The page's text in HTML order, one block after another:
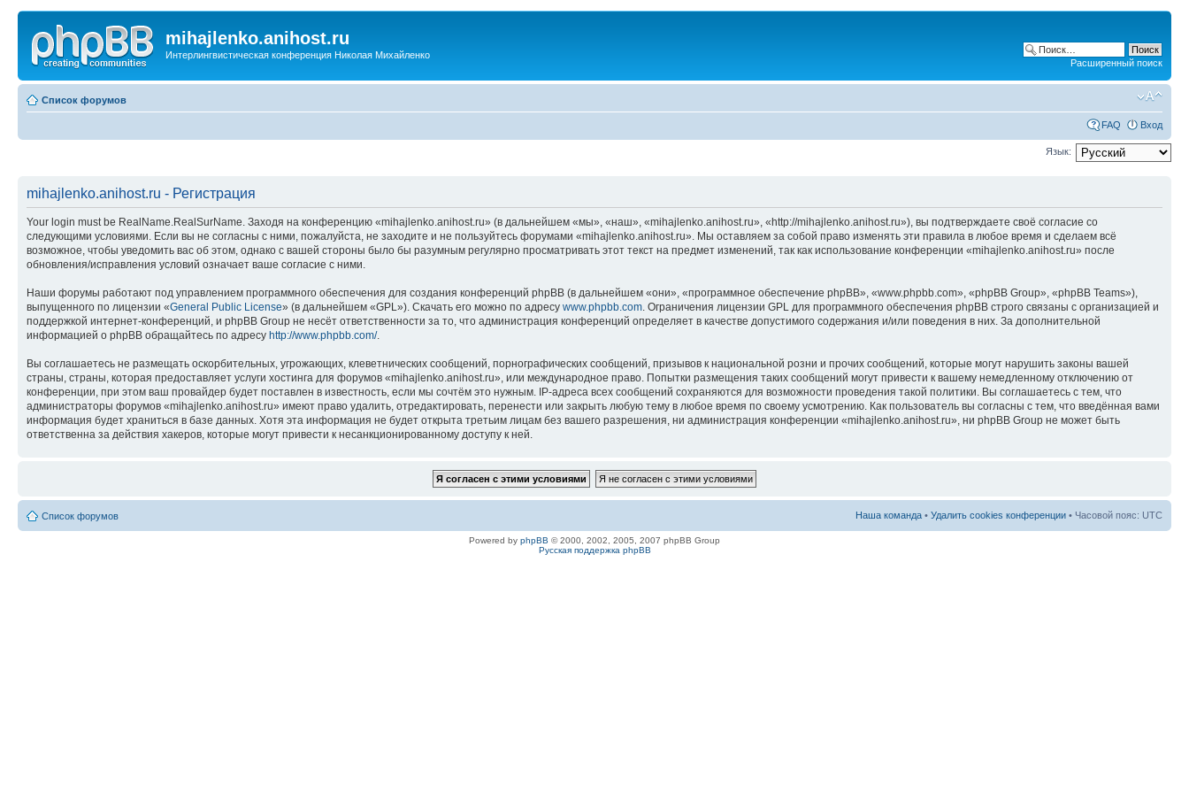
mihajlenko.anihost.ru
Интерлингвистическая конференция Николая Михайленко
Расширенный поиск
Список форумов
FAQ Вход
Язык:
mihajlenko.anihost.ru - Регистрация
Your login must be RealName.RealSurName. Заходя на конференцию «mihajlenko.anihost.ru» (в дальнейшем «мы», «наш», «mihajlenko.anihost.ru», «http://mihajlenko.anihost.ru»), вы подтверждаете своё согласие со
следующими условиями. Если вы не согласны с ними, пожалуйста, не заходите и не пользуйтесь форумами «mihajlenko.anihost.ru». Мы оставляем за собой право изменять эти правила в любое время и сделаем всё
возможное, чтобы уведомить вас об этом, однако с вашей стороны было бы разумным регулярно просматривать этот текст на предмет изменений, так как использование конференции «mihajlenko.anihost.ru» после
обновления/исправления условий означает ваше согласие с ними.
Наши форумы работают под управлением программного обеспечения для создания конференций phpBB (в дальнейшем «они», «программное обеспечение phpBB», «www.phpbb.com», «phpBB Group», «phpBB Teams»),
выпущенного по лицензии «General Public License» (в дальнейшем «GPL»). Скачать его можно по адресу www.phpbb.com. Ограничения лицензии GPL для программного обеспечения phpBB строго связаны с организацией и
поддержкой интернет-конференций, и phpBB Group не несёт ответственности за то, что администрация конференций определяет в качестве допустимого содержания и/или поведения в них. За дополнительной
информацией о phpBB обращайтесь по адресу http://www.phpbb.com/.
Вы соглашаетесь не размещать оскорбительных, угрожающих, клеветнических сообщений, порнографических сообщений, призывов к национальной розни и прочих сообщений, которые могут нарушить законы вашей
страны, страны, которая предоставляет услуги хостинга для форумов «mihajlenko.anihost.ru», или международное право. Попытки размещения таких сообщений могут привести к вашему немедленному отключению от
конференции, при этом ваш провайдер будет поставлен в известность, если мы сочтём это нужным. IP-адреса всех сообщений сохраняются для возможности проведения такой политики. Вы соглашаетесь с тем, что
администраторы форумов «mihajlenko.anihost.ru» имеют право удалить, отредактировать, перенести или закрыть любую тему в любое время по своему усмотрению. Как пользователь вы согласны с тем, что введённая вами
информация будет храниться в базе данных. Хотя эта информация не будет открыта третьим лицам без вашего разрешения, ни администрация конференции «mihajlenko.anihost.ru», ни phpBB Group не может быть
ответственна за действия хакеров, которые могут привести к несанкционированному доступу к ней.
Список форумов Наша команда • Удалить cookies конференции • Часовой пояс: UTC
Powered by phpBB © 2000, 2002, 2005, 2007 phpBB Group
Русская поддержка phpBB